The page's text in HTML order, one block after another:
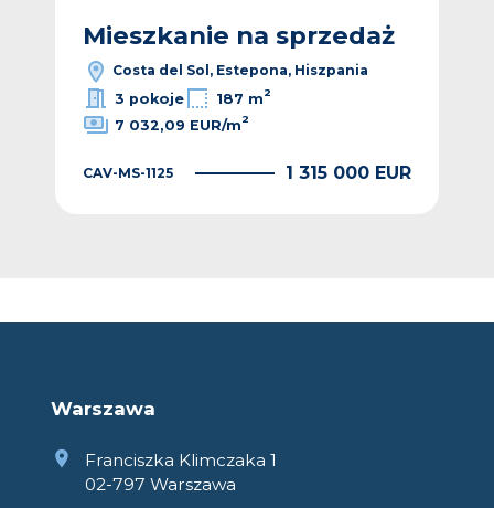
Mieszkanie na sprzedaż
Costa del Sol, Estepona, Hiszpania
3 pokoje
187 m2
7 032,09 EUR/m2
CAV-MS-1125 1 315 000 EUR
Warszawa
Franciszka Klimczaka 1
02-797 Warszawa